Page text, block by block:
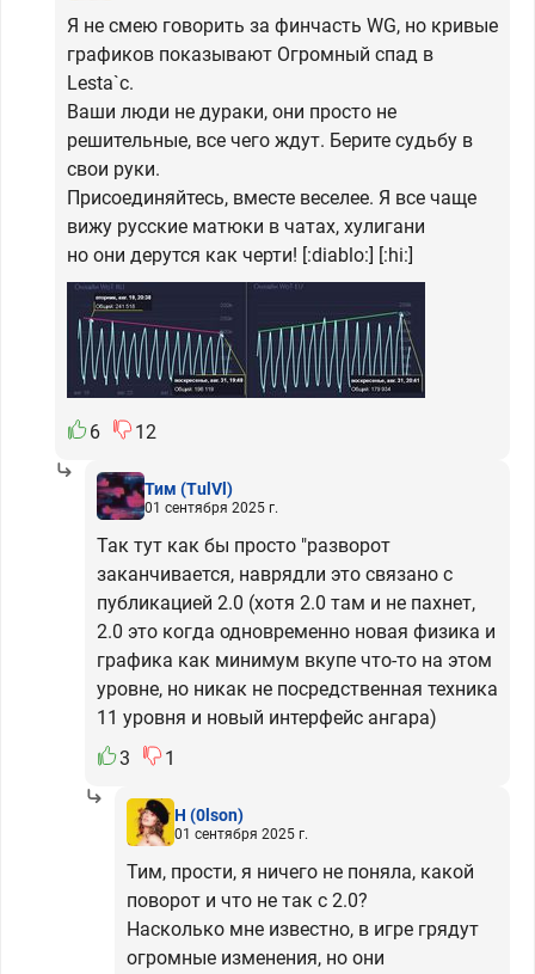
Я не смею говорить за финчасть WG, но кривые
графиков показывают Огромный спад в
Lesta`c.
Ваши люди не дураки, они просто не
решительные, все чего ждут. Берите судьбу в
свои руки.
Присоединяйтесь, вместе веселее. Я все чаще
вижу русские матюки в чатах, хулигани
но они дерутся как черти! [:diablo:] [:hi:]
6 12
Тим (TulVl)
01 сентября 2025 г.
Так тут как бы просто "разворот
заканчивается, наврядли это связано с
публикацией 2.0 (хотя 2.0 там и не пахнет,
2.0 это когда одновременно новая физика и
графика как минимум вкупе что-то на этом
уровне, но никак не посредственная техника
11 уровня и новый интерфейс ангара)
3
1
H (0lson)
01 сентября 2025 г.
Тим, прости, я ничего не поняла, какой
поворот и что не так с 2.0?
Насколько мне известно, в игре грядут
огромные изменения, но они